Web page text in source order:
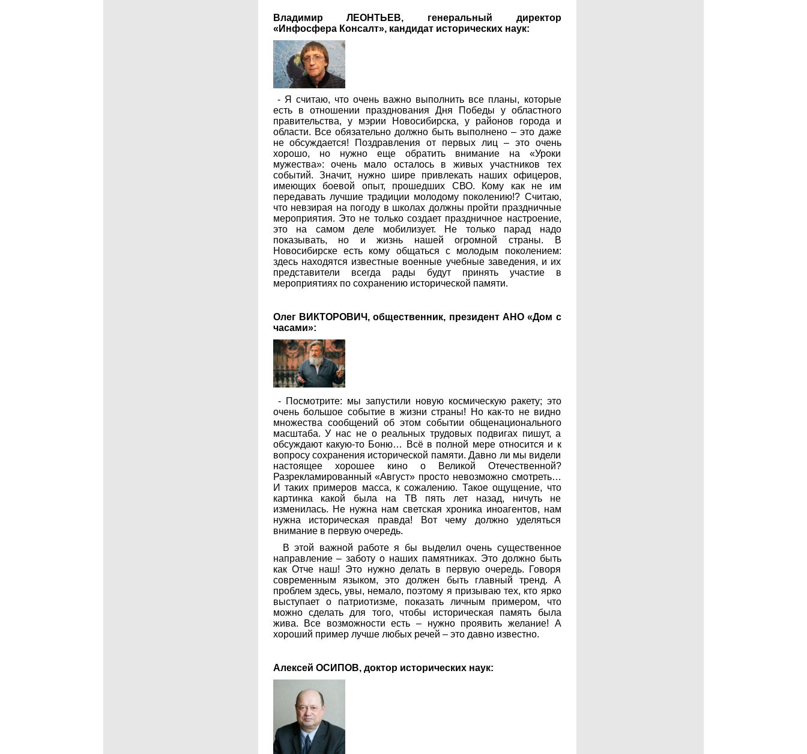
Владимир ЛЕОНТЬЕВ, генеральный директор
«Инфосфера Консалт», кандидат исторических наук:
- Я считаю, что очень важно выполнить все планы, которые
есть в отношении празднования Дня Победы у областного
правительства, у мэрии Новосибирска, у районов города и
области. Все обязательно должно быть выполнено – это даже
не обсуждается! Поздравления от первых лиц – это очень
хорошо, но нужно еще обратить внимание на «Уроки
мужества»: очень мало осталось в живых участников тех
событий. Значит, нужно шире привлекать наших офицеров,
имеющих боевой опыт, прошедших СВО. Кому как не им
передавать лучшие традиции молодому поколению!? Считаю,
что невзирая на погоду в школах должны пройти праздничные
мероприятия. Это не только создает праздничное настроение,
это на самом деле мобилизует. Не только парад надо
показывать, но и жизнь нашей огромной страны. В
Новосибирске есть кому общаться с молодым поколением:
здесь находятся известные военные учебные заведения, и их
представители всегда рады будут принять участие в
мероприятиях по сохранению исторической памяти.
Олег ВИКТОРОВИЧ, общественник, президент АНО «Дом с
часами»:
- Посмотрите: мы запустили новую космическую ракету; это
очень большое событие в жизни страны! Но как-то не видно
множества сообщений об этом событии общенационального
масштаба. У нас не о реальных трудовых подвигах пишут, а
обсуждают какую-то Боню… Всё в полной мере относится и к
вопросу сохранения исторической памяти. Давно ли мы видели
настоящее хорошее кино о Великой Отечественной?
Разрекламированный «Август» просто невозможно смотреть…
И таких примеров масса, к сожалению. Такое ощущение, что
картинка какой была на ТВ пять лет назад, ничуть не
изменилась. Не нужна нам светская хроника иноагентов, нам
нужна историческая правда! Вот чему должно уделяться
внимание в первую очередь.
В этой важной работе я бы выделил очень существенное
направление – заботу о наших памятниках. Это должно быть
как Отче наш! Это нужно делать в первую очередь. Говоря
современным языком, это должен быть главный тренд. А
проблем здесь, увы, немало, поэтому я призываю тех, кто ярко
выступает о патриотизме, показать личным примером, что
можно сделать для того, чтобы историческая память была
жива. Все возможности есть – нужно проявить желание! А
хороший пример лучше любых речей – это давно известно.
Алексей ОСИПОВ, доктор исторических наук: